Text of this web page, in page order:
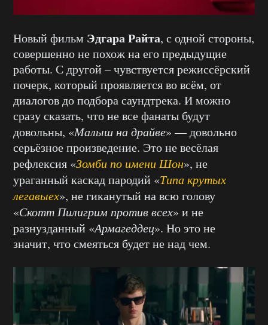
Новый фильм Эдгара Райта, с одной стороны,
совершенно не похож на его предыдущие
работы. С другой – чувствуется режиссёрский
почерк, который проявляется во всём, от
диалогов до подбора саундтрека. И можно
сразу сказать, что не все фанаты будут
довольны, «Малыш на драйве» — довольно
серьёзное произведение. Это не весёлая
рефлексия «Зомби по имени Шон», не
ураганный каскад пародий «Типа крутых
легавыех», не гиканутый на всю голову
«Скотт Пилигрим против всех» и не
разнузданный «Армагеддец». Но это не
значит, что смеяться будет не над чем.